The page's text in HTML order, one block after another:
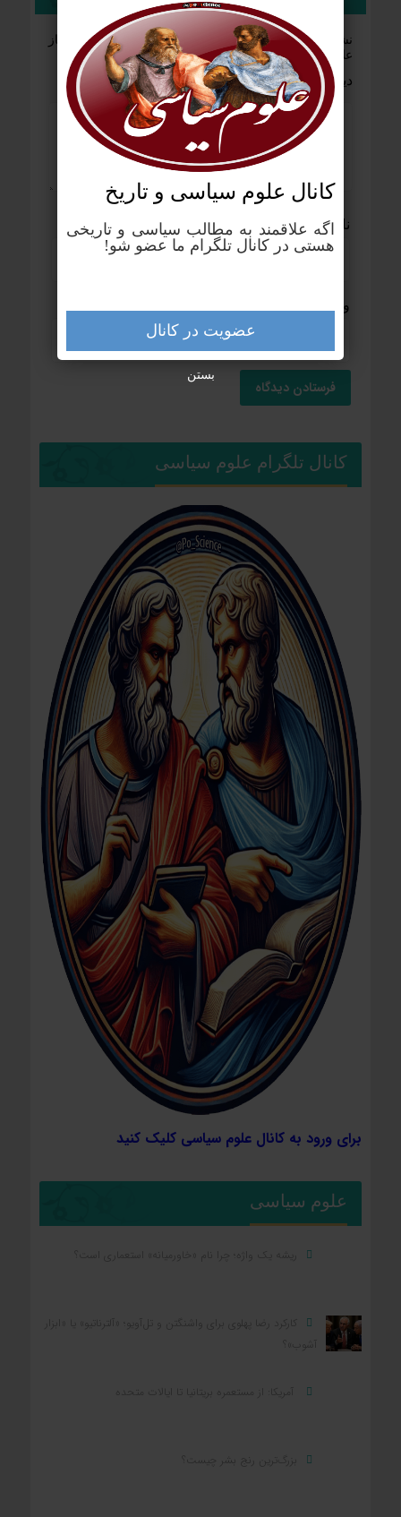
نشانی ایمیل شما منتشر نخواهد شد. بخش‌های موردنیاز
علامت‌گذاری شده‌اند*
دیدگاه *
نام*
*
وب‌ سایت
کانال تلگرام علوم سیاسی
برای ورود به کانال علوم سیاسی کلیک کنید
علوم سیاسی
ریشه یک واژه؛ چرا نام «خاورمیانه» استعماری است؟
آمریکا: از مستعمره بریتانیا تا ایالات متحده
بزرگ‌ترین رنج بشر چیست؟
کانال علوم‌ سیاسی و تاریخ
اگه علاقمند به مطالب سیاسی و تاریخی
هستی در کانال تلگرام ما عضو شو!
عضویت در کانال
بستن